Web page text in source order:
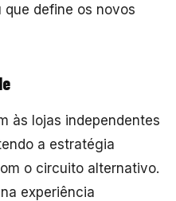
define os novos
às lojas independentes
a estratégia
o circuito alternativo.
experiência